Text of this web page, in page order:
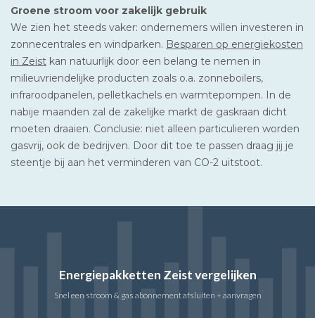
Groene stroom voor zakelijk gebruik
We zien het steeds vaker: ondernemers willen investeren in
zonnecentrales en windparken. Besparen op energiekosten
in Zeist kan natuurlijk door een belang te nemen in
milieuvriendelijke producten zoals o.a. zonneboilers,
infraroodpanelen, pelletkachels en warmtepompen. In de
nabije maanden zal de zakelijke markt de gaskraan dicht
moeten draaien. Conclusie: niet alleen particulieren worden
gasvrij, ook de bedrijven. Door dit toe te passen draag jij je
steentje bij aan het verminderen van CO-2 uitstoot.
Energiepakketten Zeist vergelijken
Snel een stroom & gas abonnement afsluiten + aanvragen